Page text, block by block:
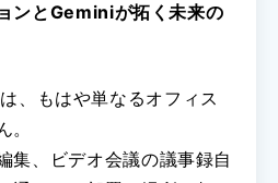
ンとGeminiが拓く未来の
、もはや単なるオフィス
。
集、ビデオ会議の議事録自